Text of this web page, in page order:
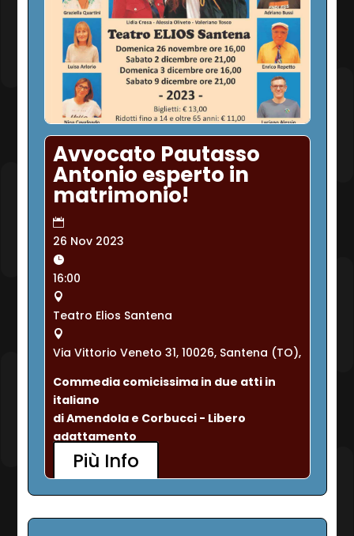
Avvocato Pautasso
Antonio esperto in
matrimonio!
26 Nov 2023
16:00
Teatro Elios Santena
Via Vittorio Veneto 31, 10026, Santena (TO),
Commedia comicissima in due atti in
italiano
di Amendola e Corbucci - Libero
adattamento
Più Info